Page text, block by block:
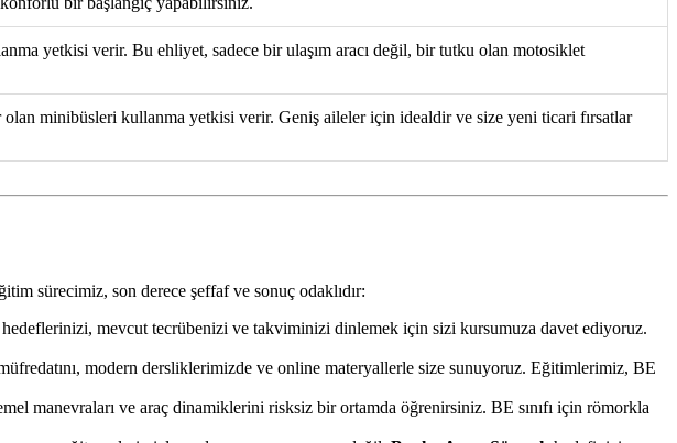
yetkisi verir. Bu ehliyet, sadece bir ulaşım aracı değil, bir tutku olan motosiklet
minibüsleri kullanma yetkisi verir. Geniş aileler için idealdir ve size yeni ticari fırsatlar
sürecimiz, son derece şeffaf ve sonuç odaklıdır:
hedeflerinizi, mevcut tecrübenizi ve takviminizi dinlemek için sizi kursumuza davet ediyoruz.
modern dersliklerimizde ve online materyallerle size sunuyoruz. Eğitimlerimiz, BE
manevraları ve araç dinamiklerini risksiz bir ortamda öğrenirsiniz. BE sınıfı için römorkla